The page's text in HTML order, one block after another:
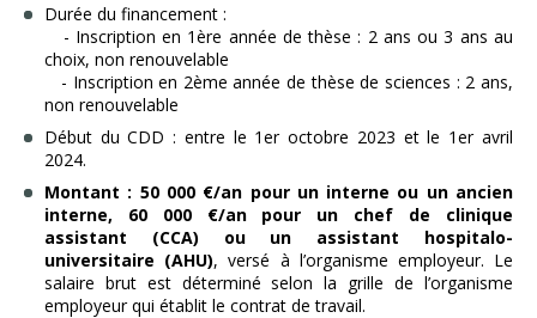
Durée du financement :
- Inscription en 1ère année de thèse : 2 ans ou 3 ans au
choix, non renouvelable
- Inscription en 2ème année de thèse de sciences : 2 ans,
non renouvelable
Début du CDD : entre le 1er octobre 2023 et le 1er avril
2024.
Montant : 50 000 €/an pour un interne ou un ancien
interne, 60 000 €/an pour un chef de clinique
assistant (CCA) ou un assistant hospitalo-
universitaire (AHU), versé à l’organisme employeur. Le
salaire brut est déterminé selon la grille de l’organisme
employeur qui établit le contrat de travail.